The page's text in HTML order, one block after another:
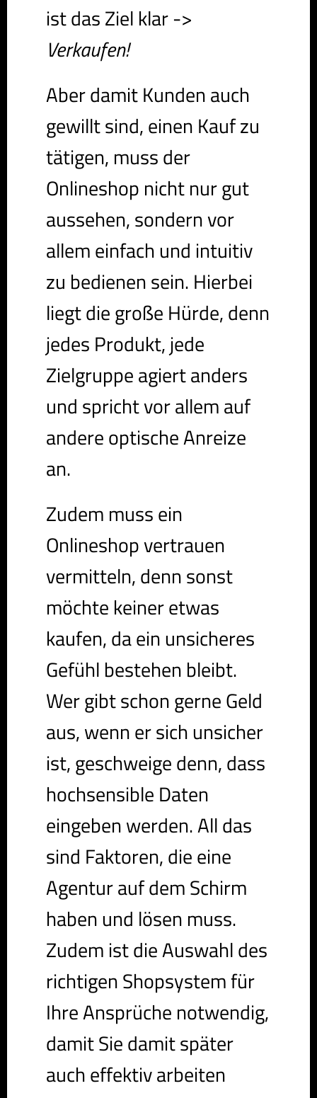
ist das Ziel klar ->
Verkaufen!
Aber damit Kunden auch
gewillt sind, einen Kauf zu
tätigen, muss der
Onlineshop nicht nur gut
aussehen, sondern vor
allem einfach und intuitiv
zu bedienen sein. Hierbei
liegt die große Hürde, denn
jedes Produkt, jede
Zielgruppe agiert anders
und spricht vor allem auf
andere optische Anreize
an.
Zudem muss ein
Onlineshop vertrauen
vermitteln, denn sonst
möchte keiner etwas
kaufen, da ein unsicheres
Gefühl bestehen bleibt.
Wer gibt schon gerne Geld
aus, wenn er sich unsicher
ist, geschweige denn, dass
hochsensible Daten
eingeben werden. All das
sind Faktoren, die eine
Agentur auf dem Schirm
haben und lösen muss.
Zudem ist die Auswahl des
richtigen Shopsystem für
Ihre Ansprüche notwendig,
damit Sie damit später
auch effektiv arbeiten